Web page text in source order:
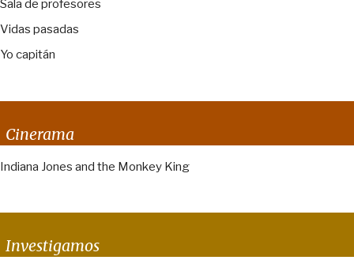
Sala de profesores
Vidas pasadas
Yo capitán
Cinerama
Indiana Jones and the Monkey King
Investigamos